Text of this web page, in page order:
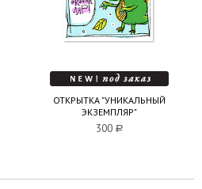
ОТКРЫТКА "УНИКАЛЬНЫЙ
ЭКЗЕМПЛЯР"
300 a